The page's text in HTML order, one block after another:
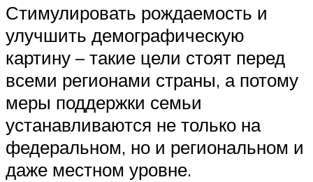
Стимулировать рождаемость и
улучшить демографическую
картину – такие цели стоят перед
всеми регионами страны, а потому
меры поддержки семьи
устанавливаются не только на
федеральном, но и региональном и
даже местном уровне.